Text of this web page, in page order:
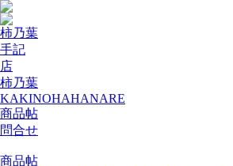
柿乃葉
手記
店
柿乃葉
KAKINOHAHANARE
商品帖
問合せ
商品帖